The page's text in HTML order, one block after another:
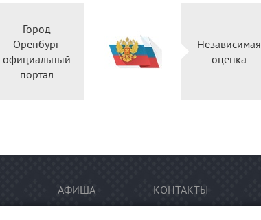
Город
Оренбург
официальный
портал
Независимая
оценка
АФИША КОНТАКТЫ